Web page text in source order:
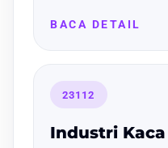
BACA DETAIL
23112
Industri